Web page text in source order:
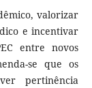
valorizar
e incentivar
entre novos
se que os
pertinência